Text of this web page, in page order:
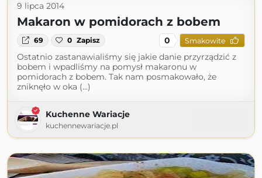
9 lipca 2014
Makaron w pomidorach z bobem
69 0 Zapisz 0 Smakowite
Ostatnio zastanawialiśmy się jakie danie przyrządzić z
bobem i wpadliśmy na pomysł makaronu w
pomidorach z bobem. Tak nam posmakowało, że
zniknęło w oka (...)
Kuchenne Wariacje
kuchennewariacje.pl